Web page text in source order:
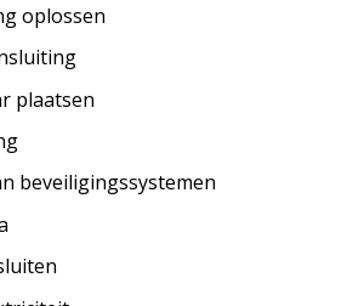
oplossen
plaatsen
beveiligingssystemen